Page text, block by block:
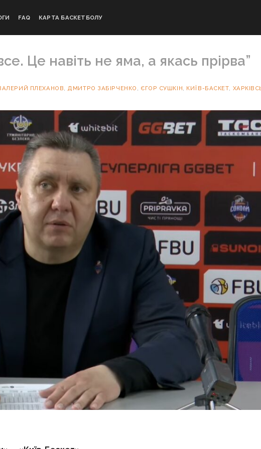
FAQ КАРТА БАСКЕТБОЛУ
Це навіть не яма, а якась прірва”
ПЛЕХАНОВ ДМИТРО ЗАБІРЧЕНКО ЄГОР СУШКІН КИЇВ-БАСКЕТ